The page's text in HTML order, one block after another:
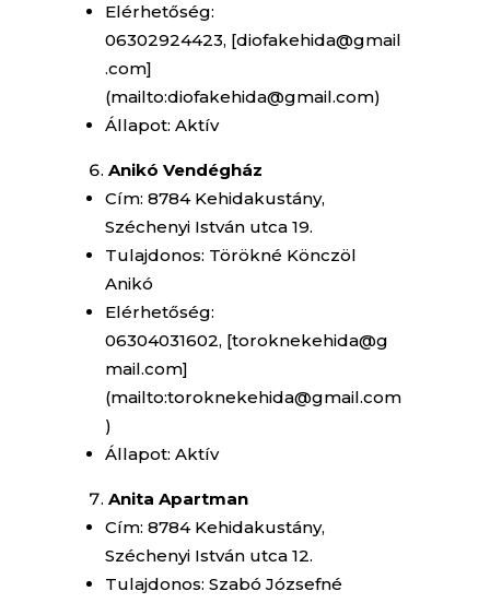
Elérhetőség:
06302924423, [diofakehida@gmail
.com]
(mailto:diofakehida@gmail.com)
Állapot: Aktív
Anikó Vendégház
Cím: 8784 Kehidakustány,
Széchenyi István utca 19.
Tulajdonos: Törökné Könczöl
Anikó
Elérhetőség:
06304031602, [toroknekehida@g
mail.com]
(mailto:toroknekehida@gmail.com
)
Állapot: Aktív
Anita Apartman
Cím: 8784 Kehidakustány,
Széchenyi István utca 12.
Tulajdonos: Szabó Józsefné